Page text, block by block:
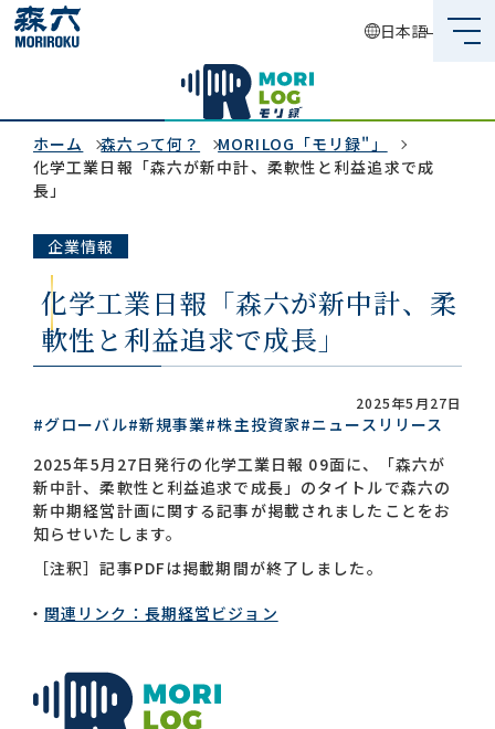
日本語
企業情報
事業内容
サステナビリティ
投資家情報
採用情報
グローバルネットワーク
お問い合わせ一覧
ホーム 森六って何？
MORILOG「モリ録"」
化学工業日報「森六が新中計、柔軟性と利益追求で成
長」
企業情報
化学工業日報「森六が新中計、柔
軟性と利益追求で成長」
2025年5月27日
#グローバル#新規事業#株主投資家#ニュースリリース
2025年5月27日発行の化学工業日報 09面に、「森六が
新中計、柔軟性と利益追求で成長」のタイトルで森六の
新中期経営計画に関する記事が掲載されましたことをお
知らせいたします。
［注釈］記事PDFは掲載期間が終了しました。
関連リンク：長期経営ビジョン